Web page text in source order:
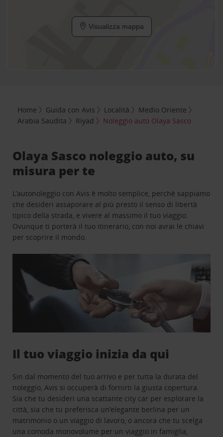
Visualizza mappa
Home Guida con Avis Località
Medio Oriente
Arabia Saudita
Riyad Noleggio auto Olaya Sasco
Olaya Sasco noleggio auto, su
misura per te
L’autonoleggio con Avis è molto semplice, perchè sappiamo
che desideri assaporare al più presto il senso di libertà
tipico della strada, e vivere al massimo il tuo viaggio.
Ovunque ti porterà il tuo itinerario, con noi avrai le chiavi
per scoprire il mondo.
Il tuo viaggio inizia da qui
Sin dal momento del tuo arrivo e per tutta la durata del
noleggio, Avis si occuperà di fornirti la giusta copertura.
Sia che tu desideri una scattante city car per esplorare la
città, sia che tu preferisca un’elegante berlina per un
matrimonio o un viaggio di lavoro, o ancora che tu scelga
una comoda monovolume per un viaggio in famiglia,